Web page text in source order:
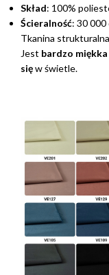
Skład: 100%
Ścieralność: 30 000
Tkanina
Jest bardzo
sięw świetle.